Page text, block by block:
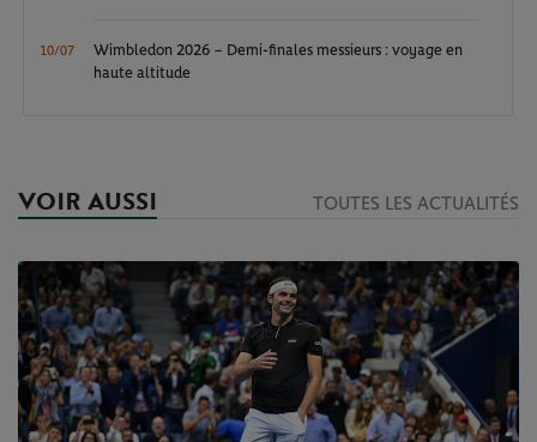
10/07
Wimbledon 2026 – Demi-finales messieurs : voyage en
haute altitude
VOIR AUSSI TOUTES LES ACTUALITÉS